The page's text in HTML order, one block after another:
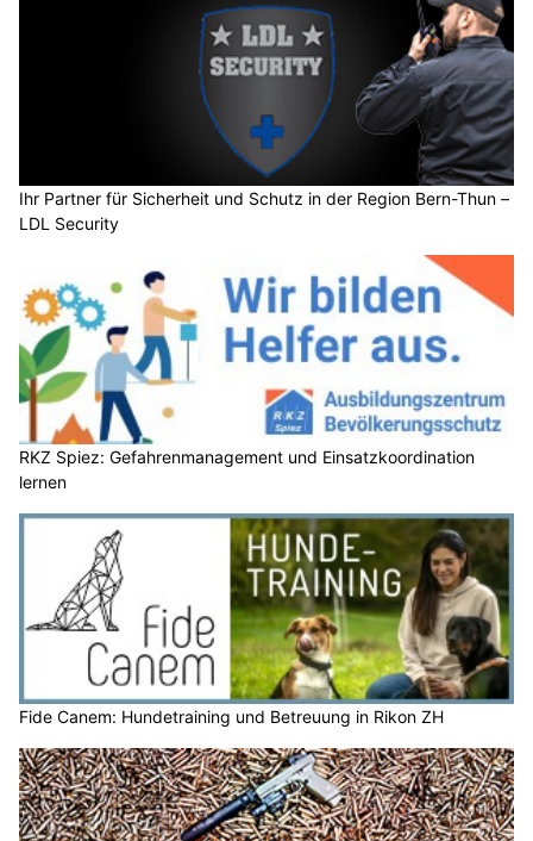
Ihr Partner für Sicherheit und Schutz in der Region Bern-Thun –
LDL Security
RKZ Spiez: Gefahrenmanagement und Einsatzkoordination
lernen
Fide Canem: Hundetraining und Betreuung in Rikon ZH